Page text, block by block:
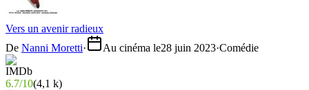
Vers un avenir radieux
De Nanni Moretti· Au cinéma le28 juin 2023·Comédie
6.7/10(4,1 k)